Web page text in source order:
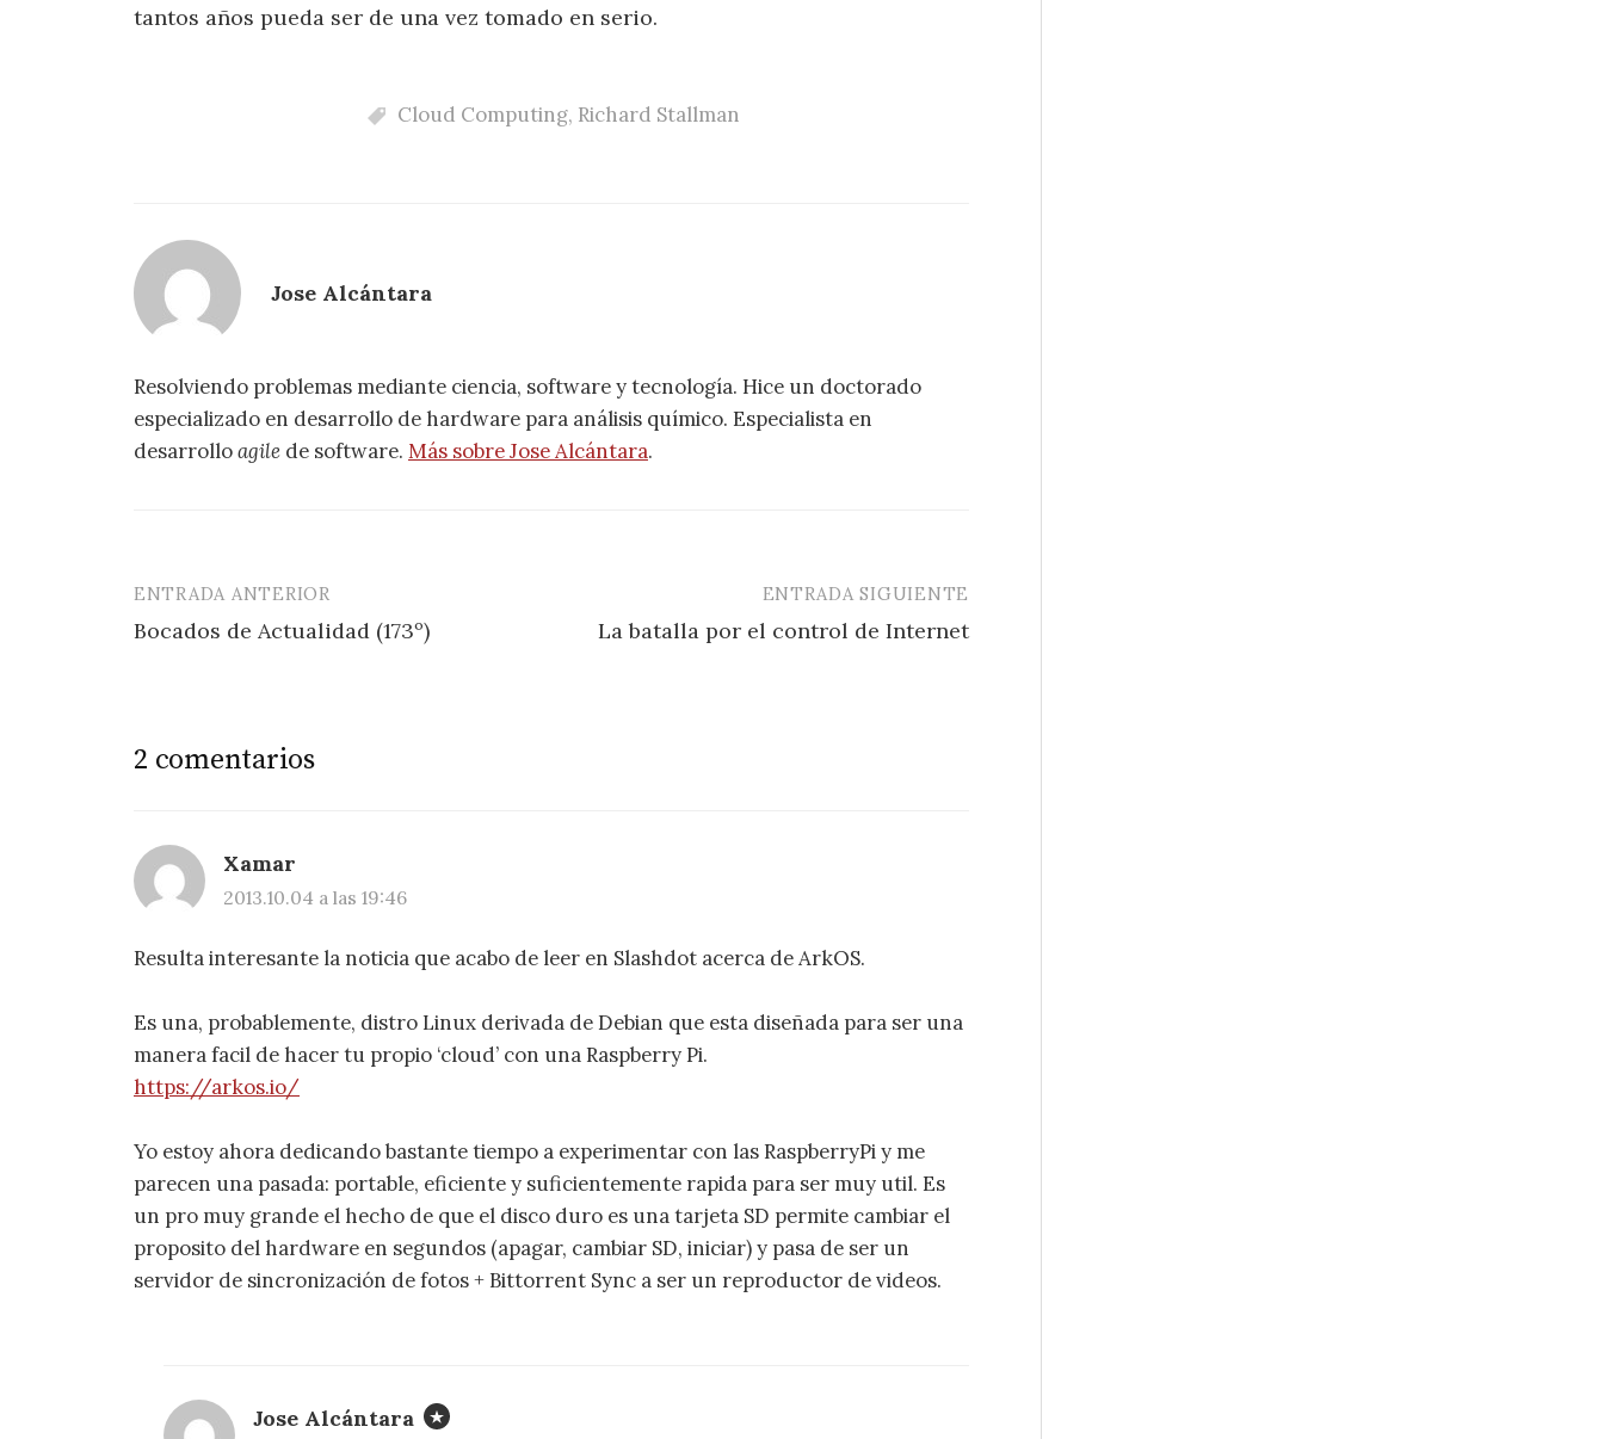
tantos años pueda ser de una vez tomado en serio.
Cloud Computing, Richard Stallman
Jose Alcántara
Resolviendo problemas mediante ciencia, software y tecnología. Hice un doctorado
especializado en desarrollo de hardware para análisis químico. Especialista en
desarrolloagile de software. Más sobre Jose Alcántara.
Navegación
de
ENTRADA ANTERIOR
Bocados de Actualidad (173º)
ENTRADA SIGUIENTE
La batalla por el control de Internet
2 comentarios
Xamar
2013.10.04 a las 19:46
Resulta interesante la noticia que acabo de leer en Slashdot acerca de ArkOS.
Es una, probablemente, distro Linux derivada de Debian que esta diseñada para ser una
manera facil de hacer tu propio ‘cloud’ con una Raspberry Pi.
https://arkos.io/
Yo estoy ahora dedicando bastante tiempo a experimentar con las RaspberryPi y me
parecen una pasada: portable, eficiente y suficientemente rapida para ser muy util. Es
un pro muy grande el hecho de que el disco duro es una tarjeta SD permite cambiar el
proposito del hardware en segundos (apagar, cambiar SD, iniciar) y pasa de ser un
servidor de sincronización de fotos + Bittorrent Sync a ser un reproductor de videos.
Jose Alcántara